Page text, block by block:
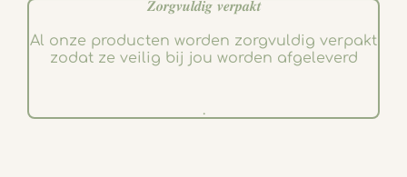
𝒁𝒐𝒓𝒈𝒗𝒖𝒍𝒅𝒊𝒈 𝒗𝒆𝒓𝒑𝒂𝒌𝒕
Al onze producten worden zorgvuldig verpakt
zodat ze veilig bij jou worden afgeleverd
.